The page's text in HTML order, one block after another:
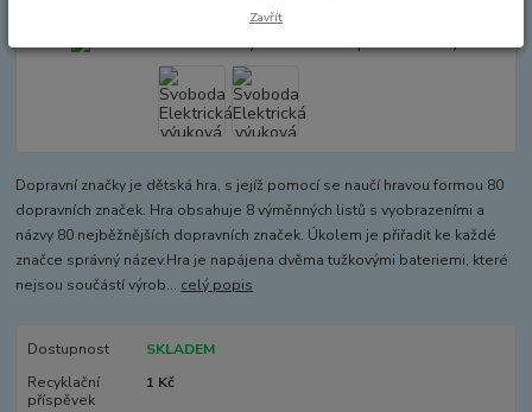
Dopravní značky je dětská hra, s jejíž pomocí se naučí hravou formou 80
dopravních značek. Hra obsahuje 8 výměnných listů s vyobrazeními a
názvy 80 nejběžnějších dopravních značek. Úkolem je přiřadit ke každé
značce správný název.Hra je napájena dvěma tužkovými bateriemi, které
nejsou součástí výrob... celý popis
Dostupnost
SKLADEM
Recyklační
příspěvek
1 Kč
Zavřít